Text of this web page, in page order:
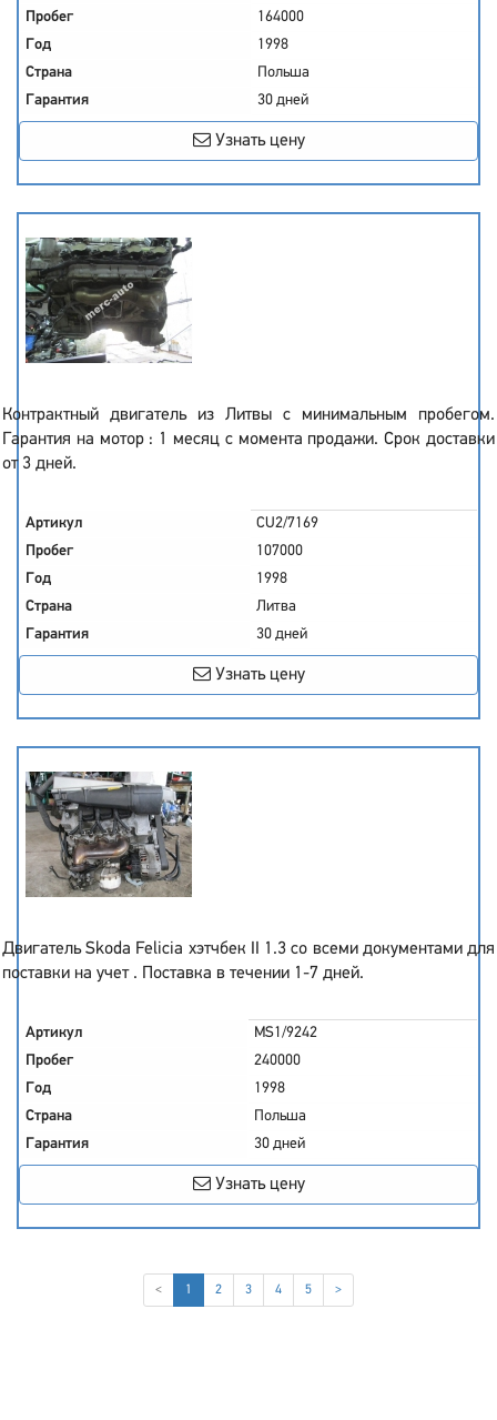
Пробег
164000
Год
1998
Страна
Польша
Гарантия
30 дней
Узнать цену
Контрактный двигатель из Литвы с минимальным пробегом.
Гарантия на мотор : 1 месяц с момента продажи. Срок доставки
от 3 дней.
Артикул
CU2/7169
Пробег
107000
Год
1998
Страна
Литва
Гарантия
30 дней
Узнать цену
Двигатель Skoda Felicia хэтчбек II 1.3 со всеми документами для
поставки на учет . Поставка в течении 1-7 дней.
Артикул
MS1/9242
Пробег
240000
Год
1998
Страна
Польша
Гарантия
30 дней
Узнать цену
< 1 (current)
2 3 4 5 >